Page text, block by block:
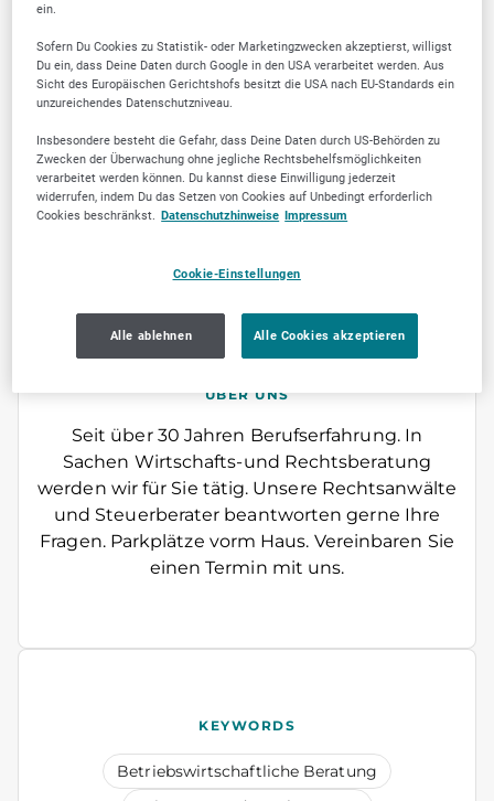
ÜBER UNS
Seit über 30 Jahren Berufserfahrung. In
Sachen Wirtschafts-und Rechtsberatung
werden wir für Sie tätig. Unsere Rechtsanwälte
und Steuerberater beantworten gerne Ihre
Fragen. Parkplätze vorm Haus. Vereinbaren Sie
einen Termin mit uns.
KEYWORDS
Betriebswirtschaftliche Beratung
ein.
Sofern Du Cookies zu Statistik- oder Marketingzwecken akzeptierst, willigst
Du ein, dass Deine Daten durch Google in den USA verarbeitet werden. Aus
Sicht des Europäischen Gerichtshofs besitzt die USA nach EU-Standards ein
unzureichendes Datenschutzniveau.
Insbesondere besteht die Gefahr, dass Deine Daten durch US-Behörden zu
Zwecken der Überwachung ohne jegliche Rechtsbehelfsmöglichkeiten
verarbeitet werden können. Du kannst diese Einwilligung jederzeit
widerrufen, indem Du das Setzen von Cookies auf Unbedingt erforderlich
Cookies beschränkst. Datenschutzhinweise Impressum
Cookie-Einstellungen
Alle ablehnen Alle Cookies akzeptieren